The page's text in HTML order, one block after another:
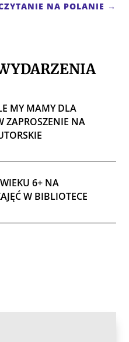
NA POLANIE →
MY MAMY DLA
ZAPROSZENIE NA
6+ NA
W BIBLIOTECE